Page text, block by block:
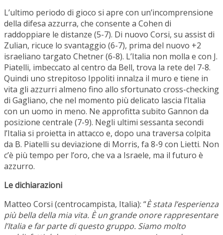
L’ultimo periodo di gioco si apre con un’incomprensione
della difesa azzurra, che consente a Cohen di
raddoppiare le distanze (5-7). Di nuovo Corsi, su assist di
Zulian, ricuce lo svantaggio (6-7), prima del nuovo +2
israeliano targato Chetner (6-8). L’Italia non molla e con J.
Piatelli, imbeccato al centro da Bell, trova la rete del 7-8.
Quindi uno strepitoso Ippoliti innalza il muro e tiene in
vita gli azzurri almeno fino allo sfortunato cross-checking
di Gagliano, che nel momento più delicato lascia l’Italia
con un uomo in meno. Ne approfitta subito Gannon da
posizione centrale (7-9). Negli ultimi sessanta secondi
l’Italia si proietta in attacco e, dopo una traversa colpita
da B. Piatelli su deviazione di Morris, fa 8-9 con Lietti. Non
c’è più tempo per l’oro, che va a Israele, ma il futuro è
azzurro.
Le dichiarazioni
Matteo Corsi (centrocampista, Italia): “È stata l’esperienza
più bella della mia vita. È un grande onore rappresentare
l’Italia e far parte di questo gruppo. Siamo molto